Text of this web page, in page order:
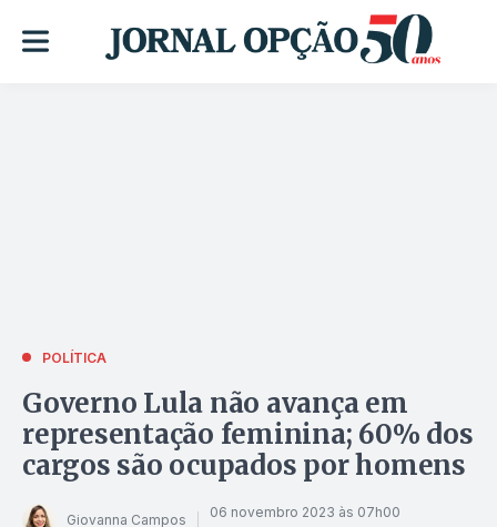
POLÍTICA
Governo Lula não avança em
representação feminina; 60% dos
cargos são ocupados por homens
Giovanna Campos 06 novembro 2023 às 07h00